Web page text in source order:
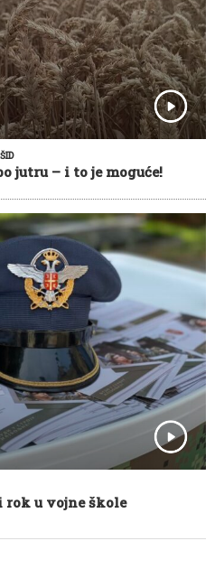
ŠID
jutru – i to je moguće!
u vojne škole